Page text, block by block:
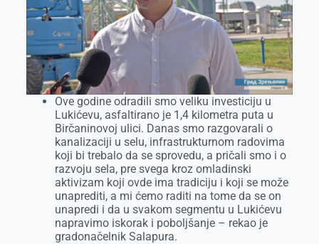
Ove godine odradili smo veliku investiciju u
Lukićevu, asfaltirano je 1,4 kilometra puta u
Birčaninovoj ulici. Danas smo razgovarali o
kanalizaciji u selu, infrastrukturnom radovima
koji bi trebalo da se sprovedu, a pričali smo i o
razvoju sela, pre svega kroz omladinski
aktivizam koji ovde ima tradiciju i koji se može
unaprediti, a mi ćemo raditi na tome da se on
unapredi i da u svakom segmentu u Lukićevu
napravimo iskorak i poboljšanje – rekao je
gradonačelnik Salapura.